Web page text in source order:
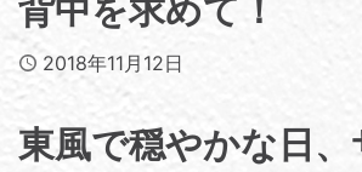
背中を求めて！
Published
2018年11月12日
東風で穏やかな日